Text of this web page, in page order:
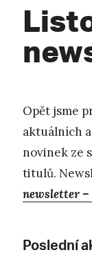
Opět jsme
aktuálních
novinek ze
titulů.
newsletter –
Poslední